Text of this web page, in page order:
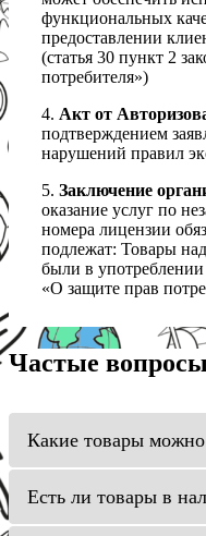
функциональных
предоставлении
(статья 30 пункт 2
потребителя»)
4. Акт от
подтверждением
нарушений правил
5. Заключение
оказание услуг по
номера лицензии
подлежат: Товары
были в употреблении
«О защите прав
Частые вопросы
Какие товары
Есть ли товары в